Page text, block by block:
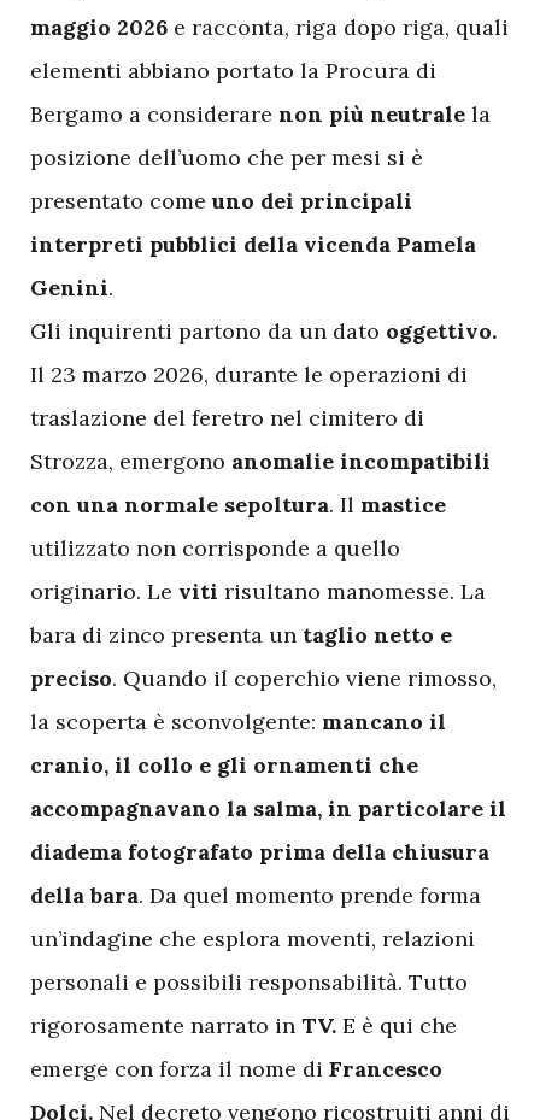
maggio 2026 e racconta, riga dopo riga, quali
elementi abbiano portato la Procura di
Bergamo a considerare non più neutrale la
posizione dell’uomo che per mesi si è
presentato come uno dei principali
interpreti pubblici della vicenda Pamela
Genini.
Gli inquirenti partono da un dato oggettivo.
Il 23 marzo 2026, durante le operazioni di
traslazione del feretro nel cimitero di
Strozza, emergono anomalie incompatibili
con una normale sepoltura. Il mastice
utilizzato non corrisponde a quello
originario. Le viti risultano manomesse. La
bara di zinco presenta un taglio netto e
preciso. Quando il coperchio viene rimosso,
la scoperta è sconvolgente: mancano il
cranio, il collo e gli ornamenti che
accompagnavano la salma, in particolare il
diadema fotografato prima della chiusura
della bara. Da quel momento prende forma
un’indagine che esplora moventi, relazioni
personali e possibili responsabilità. Tutto
rigorosamente narrato in TV. E è qui che
emerge con forza il nome di Francesco
Dolci. Nel decreto vengono ricostruiti anni di